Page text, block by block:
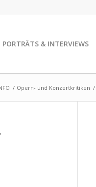
PORTRÄTS & INTERVIEWS
/ Opern- und Konzertkritiken /